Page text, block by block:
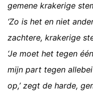
gemene krakerige
‘Zo is het en niet
zachtere, krakerige
‘Je moet het tegen
mijn part tegen
op,’ zegt de harde,